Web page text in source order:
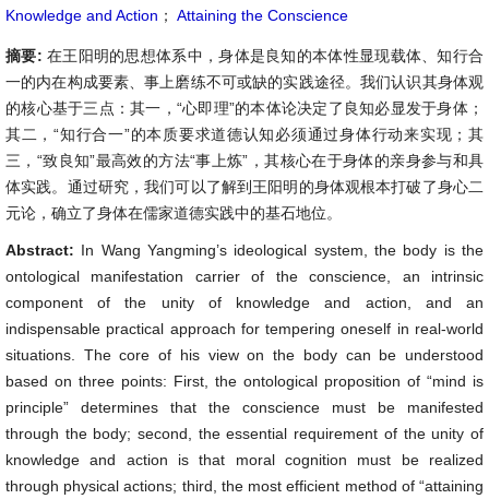
Knowledge and Action ； Attaining the Conscience
摘要: 在王阳明的思想体系中，身体是良知的本体性显现载体、知行合
一的内在构成要素、事上磨练不可或缺的实践途径。我们认识其身体观
的核心基于三点：其一，“心即理”的本体论决定了良知必显发于身体；
其二，“知行合一”的本质要求道德认知必须通过身体行动来实现；其
三，“致良知”最高效的方法“事上炼”，其核心在于身体的亲身参与和具
体实践。通过研究，我们可以了解到王阳明的身体观根本打破了身心二
元论，确立了身体在儒家道德实践中的基石地位。
Abstract: In Wang Yangming’s ideological system, the body is the
ontological manifestation carrier of the conscience, an intrinsic
component of the unity of knowledge and action, and an
indispensable practical approach for tempering oneself in real-world
situations. The core of his view on the body can be understood
based on three points: First, the ontological proposition of “mind is
principle” determines that the conscience must be manifested
through the body; second, the essential requirement of the unity of
knowledge and action is that moral cognition must be realized
through physical actions; third, the most efficient method of “attaining